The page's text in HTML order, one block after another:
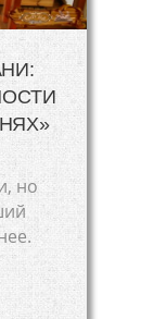
но